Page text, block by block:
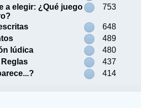
a elegir: ¿Qué juego
753
648
489
lúdica
480
437
414